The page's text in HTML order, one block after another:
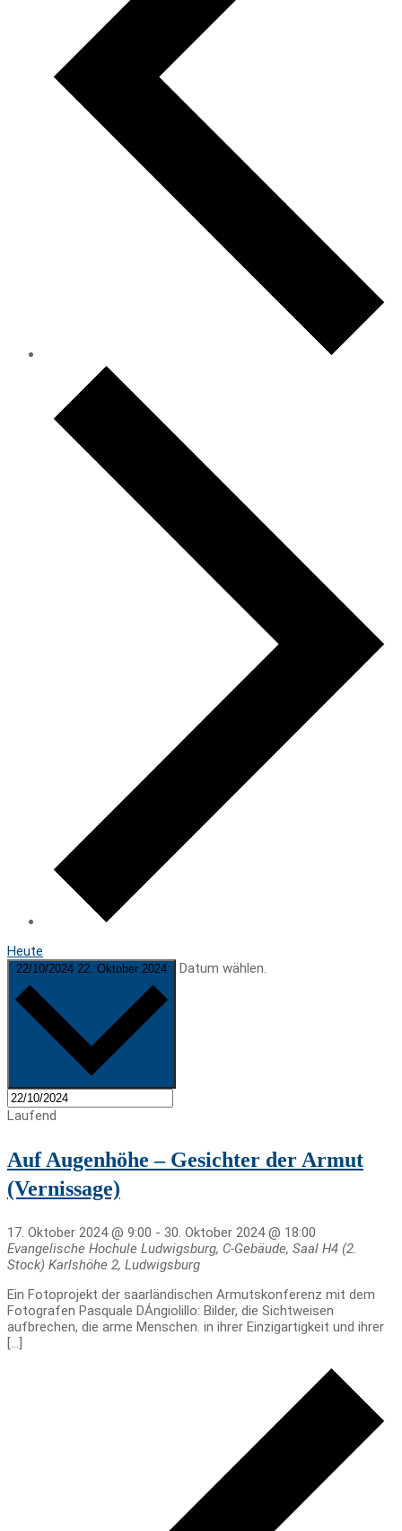
Heute
22/10/2024 22. Oktober 2024 Datum wählen.
Laufend
Auf Augenhöhe – Gesichter der Armut
(Vernissage)
17. Oktober 2024 @ 9:00 - 30. Oktober 2024 @ 18:00
Evangelische Hochule Ludwigsburg, C-Gebäude, Saal H4 (2.
Stock) Karlshöhe 2, Ludwigsburg
Ein Fotoprojekt der saarländischen Armutskonferenz mit dem
Fotografen Pasquale DÁngiolillo: Bilder, die Sichtweisen
aufbrechen, die arme Menschen. in ihrer Einzigartigkeit und ihrer
[…]